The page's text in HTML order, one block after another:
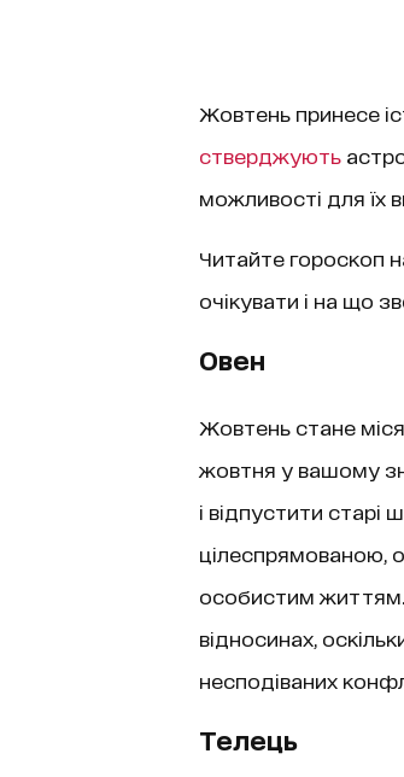
Жовтень принесе
стверджують
можливості для їх
Читайте гороскоп
очікувати і на що
Овен
Жовтень стане
жовтня у вашому
і відпустити старі
цілеспрямованою,
особистим життям.
відносинах,
несподіваних
Телець